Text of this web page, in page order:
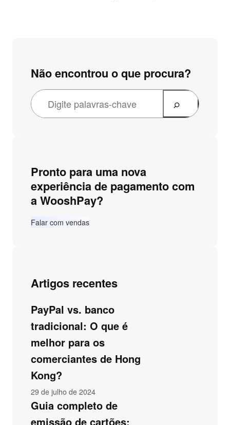
Não encontrou o que procura?
Pronto para uma nova
experiência de pagamento com
a WooshPay?
Falar com vendas
Artigos recentes
PayPal vs. banco
tradicional: O que é
melhor para os
comerciantes de Hong
Kong?
29 de julho de 2024
Guia completo de
emissão de cartões: